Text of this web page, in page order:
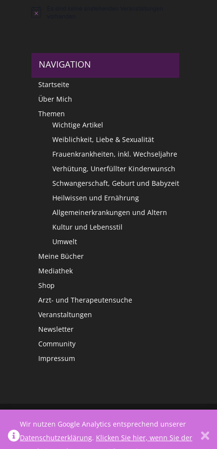
Hinweis
NAVIGATION
Startseite
Über Mich
Themen
Wichtige Artikel
Weiblichkeit, Liebe & Sexualität
Frauenkrankheiten, inkl. Wechseljahre
Verhütung, Unerfüllter Kinderwunsch
Schwangerschaft, Geburt und Babyzeit
Heilwissen und Ernährung
Allgemeinerkrankungen und Altern
Kultur und Lebensstil
Umwelt
Meine Bücher
Mediathek
Shop
Arzt- und Therapeutensuche
Veranstaltungen
Newsletter
Community
Impressum
Wir nutzen Google Analytics entsprechend unserer
Datenschutzerklärung. Klicken Sie hier, wenn Sie der